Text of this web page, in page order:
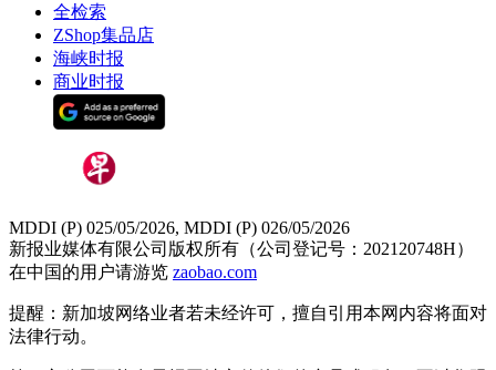
全检索
ZShop集品店
海峡时报
商业时报
MDDI (P) 025/05/2026, MDDI (P) 026/05/2026
新报业媒体有限公司版权所有（公司登记号：202120748H）
在中国的用户请游览 zaobao.com
提醒：新加坡网络业者若未经许可，擅自引用本网内容将面对
法律行动。